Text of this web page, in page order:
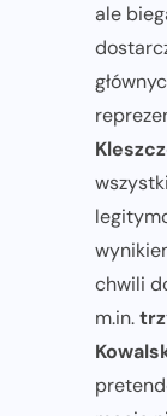
ale
chwili
m.in.